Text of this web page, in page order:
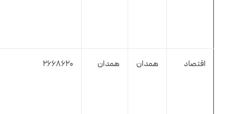
اقتصاد همدان همدان 2668620